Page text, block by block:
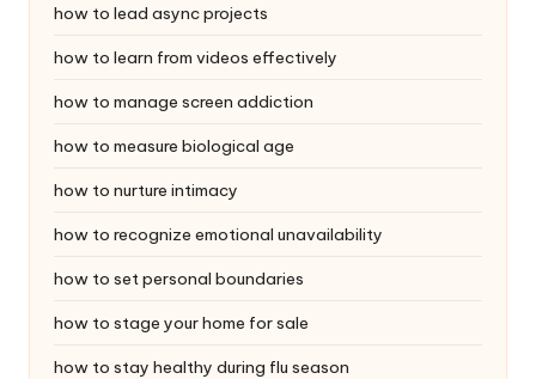
how to lead async projects
how to learn from videos effectively
how to manage screen addiction
how to measure biological age
how to nurture intimacy
how to recognize emotional unavailability
how to set personal boundaries
how to stage your home for sale
how to stay healthy during flu season